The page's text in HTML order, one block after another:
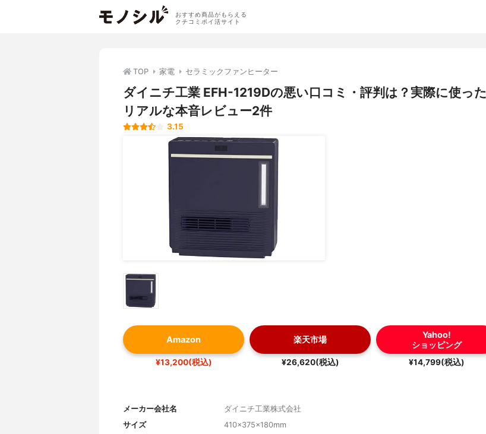
おすすめ商品がもらえる
クチコミポイ活サイト
TOP 家電 セラミックファンヒーター
ダイニチ工業 EFH-1219Dの悪い口コミ・評判は？実際に使った
リアルな本音レビュー2件
3.15
Amazon
¥13,200(税込)
楽天市場
¥26,620(税込)
Yahoo!
ショッピング
¥14,799(税込)
メーカー会社名
ダイニチ工業株式会社
サイズ
410×375×180mm